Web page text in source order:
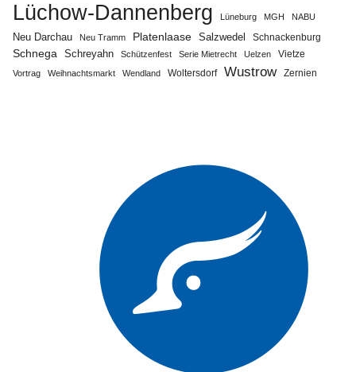
Lüchow-Dannenberg Lüneburg MGH NABU
Neu Darchau Neu Tramm Platenlaase Salzwedel Schnackenburg
Schnega Schreyahn Schützenfest Serie Mietrecht Uelzen Vietze
Vortrag Weihnachtsmarkt Wendland Woltersdorf Wustrow Zernien